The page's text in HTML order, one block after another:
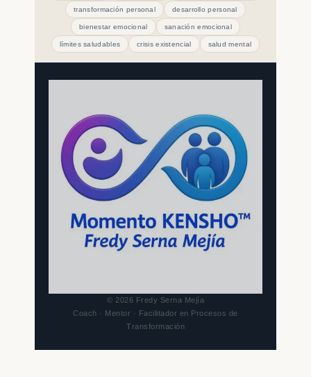
transformación personal desarrollo personal
bienestar emocional sanación emocional
límites saludables crisis existencial salud mental
© 2026 Fredy Serna Mejía
Coach · Mentor · Facilitador en Procesos de
Transformación